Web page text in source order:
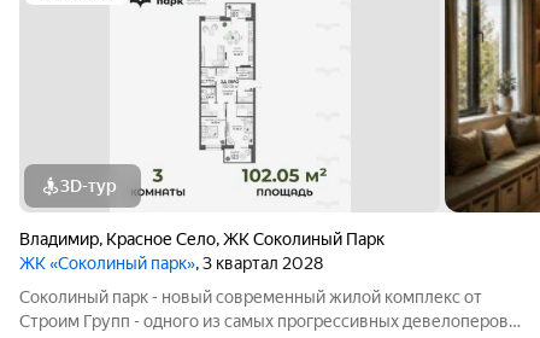
3D-тур
Владимир, Красное Село,ЖК Соколиный Парк
ЖК «Соколиный парк», 3 квартал 2028
Соколиный парк - новый современный жилой комплекс от
Строим Групп - одного из самых прогрессивных девелоперов